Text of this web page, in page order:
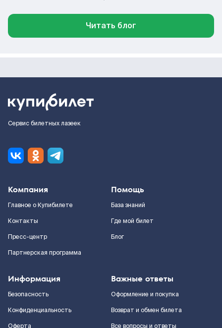
Читать блог
Сервис билетных лазеек
Компания
Главное о Купибилете
Контакты
Пресс-центр
Партнерская программа
Помощь
База знаний
Где мой билет
Блог
Информация
Безопасность
Конфиденциальность
Оферта
Важные ответы
Оформление и покупка
Возврат и обмен билета
Все вопросы и ответы